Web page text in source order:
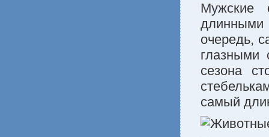
Мужские
длинными
очередь,
глазными
сезона
самый